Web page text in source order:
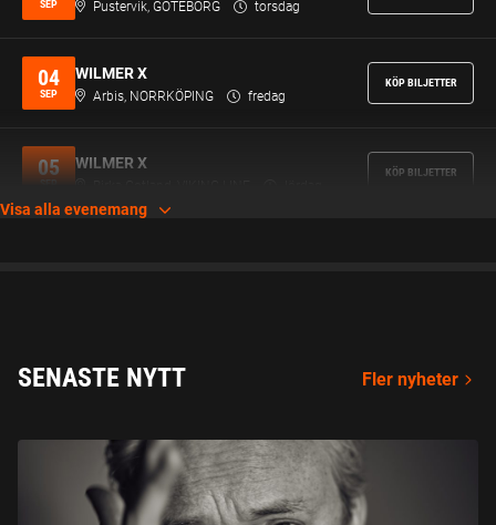
SEP Pustervik, GÖTEBORG torsdag
04
SEP
WILMER X
Arbis, NORRKÖPING fredag
KÖP BILJETTER
05 WILMER X
KÖP BILJETTER
Visa alla evenemang
SENASTE NYTT Fler nyheter